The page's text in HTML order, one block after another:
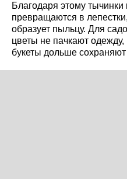
Благодаря этому тычинки
превращаются в
образует пыльцу. Для
цветы не пачкают
букеты дольше